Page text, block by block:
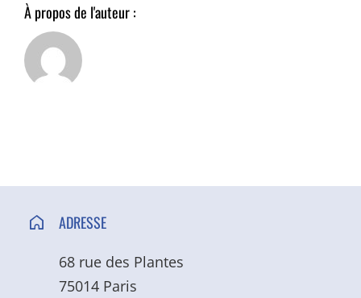
À propos de l'auteur :
ADRESSE
68 rue des Plantes
75014 Paris